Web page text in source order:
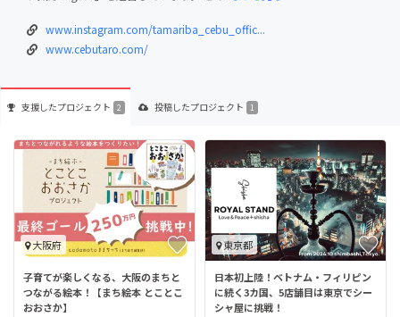
www.instagram.com/tamariba_cebu_offic...
www.cebutaro.com/
支援したプロジェクト 2 投稿したプロジェクト 1
大阪府
子育てが楽しくなる、大阪のまちと
つながる絵本！【まち絵本 とことこ
おおさか】
東京都
日本初上陸！ベトナム・フィリピン
に続く3カ国、5店舗目は東京でシー
シャ屋に挑戦！